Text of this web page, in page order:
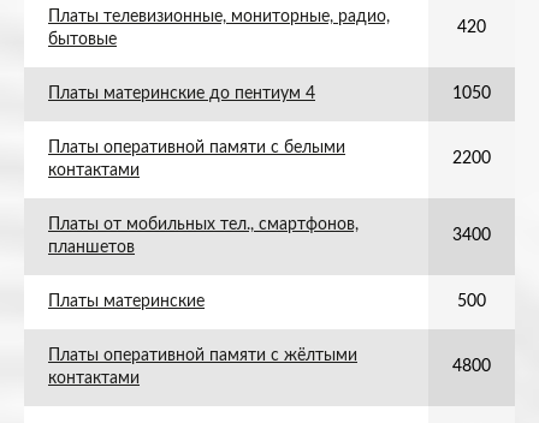
Платы телевизионные, мониторные, радио,
бытовые
420
Платы материнские до пентиум 4 1050
Платы оперативной памяти с белыми
контактами
2200
Платы от мобильных тел., смартфонов,
планшетов
3400
Платы материнские 500
Платы оперативной памяти с жёлтыми
контактами
4800